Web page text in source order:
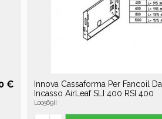
€
Innova Cassaforma Per Fancoil Da
Incasso AirLeaf SLI 400 RSI 400
L00569II